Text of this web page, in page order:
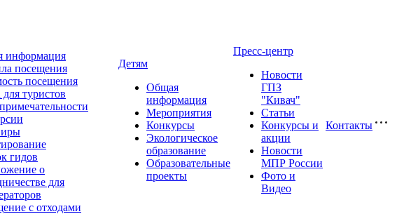
информация
посещения
посещения
туристов
гидов
о
для
с отходами
Детям
Общая
информация
Мероприятия
Конкурсы
Экологическое
образование
Образовательные
проекты
Пресс-центр
Новости
ГПЗ
"Кивач"
Статьи
Конкурсы и
акции
Новости
МПР России
Фото и
Видео
Контакты